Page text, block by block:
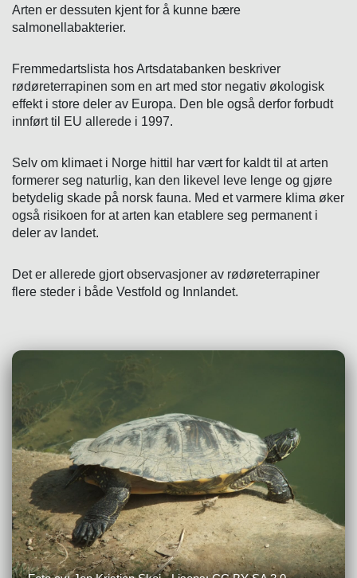
Arten er dessuten kjent for å kunne bære
salmonellabakterier.
Fremmedartslista hos Artsdatabanken beskriver
rødøreterrapinen som en art med stor negativ økologisk
effekt i store deler av Europa. Den ble også derfor forbudt
innført til EU allerede i 1997.
Selv om klimaet i Norge hittil har vært for kaldt til at arten
formerer seg naturlig, kan den likevel leve lenge og gjøre
betydelig skade på norsk fauna. Med et varmere klima øker
også risikoen for at arten kan etablere seg permanent i
deler av landet.
Det er allerede gjort observasjoner av rødøreterrapiner
flere steder i både Vestfold og Innlandet.